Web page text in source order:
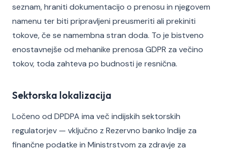
seznam, hraniti dokumentacijo o prenosu in njegovem
namenu ter biti pripravljeni preusmeriti ali prekiniti
tokove, če se namembna stran doda. To je bistveno
enostavnejše od mehanike prenosa GDPR za večino
tokov, toda zahteva po budnosti je resnična.
Sektorska lokalizacija
Ločeno od DPDPA ima več indijskih sektorskih
regulatorjev — vključno z Rezervno banko Indije za
finančne podatke in Ministrstvom za zdravje za